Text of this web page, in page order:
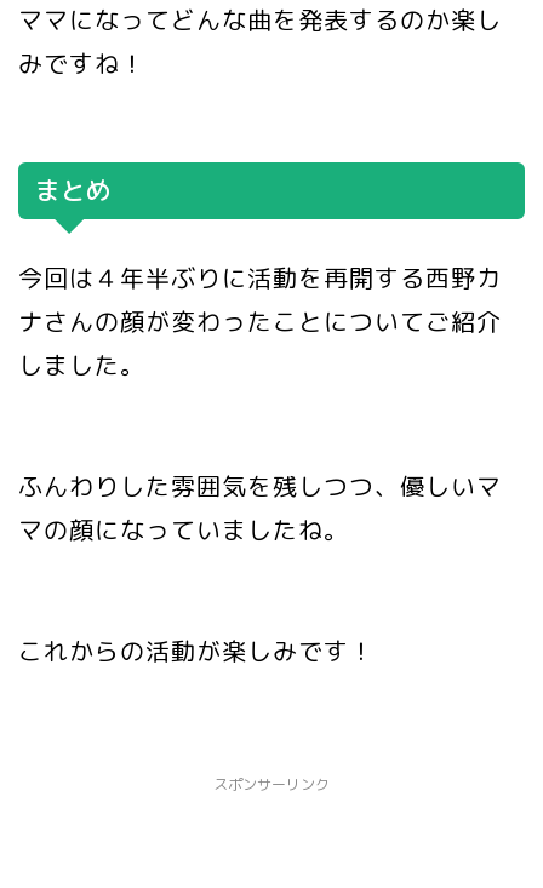
ママになってどんな曲を発表するのか楽し
みですね！
まとめ
今回は４年半ぶりに活動を再開する西野カ
ナさんの顔が変わったことについてご紹介
しました。
ふんわりした雰囲気を残しつつ、優しいマ
マの顔になっていましたね。
これからの活動が楽しみです！
スポンサーリンク